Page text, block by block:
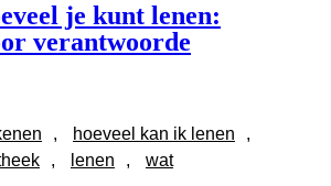
je kunt lenen:
verantwoorde
, hoeveel kan ik lenen
, lenen , wat